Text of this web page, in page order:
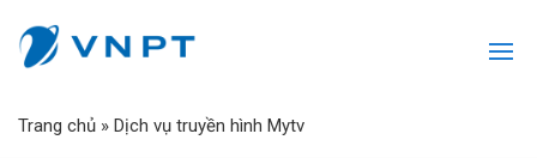
Trang chủ » Dịch vụ truyền hình Mytv